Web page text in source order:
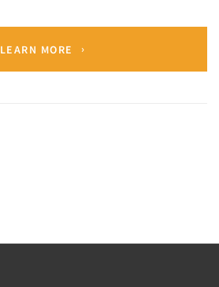
LEARN MORE